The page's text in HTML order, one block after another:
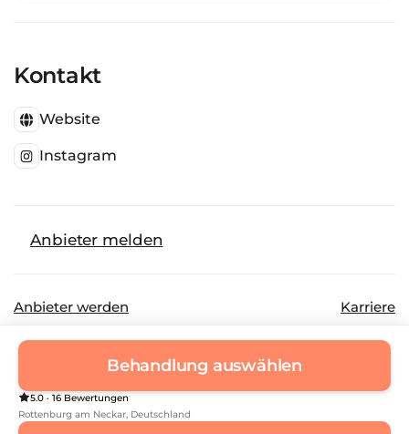
Kontakt
Website
Instagram
Anbieter melden
Anbieter werden Karriere
©
Behandlung auswählen
5.0 · 16 Bewertungen
Rottenburg am Neckar, Deutschland